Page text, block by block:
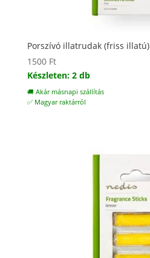
Porszívó illatrudak (friss illatú)
1500 Ft
Készleten: 2 db
🚚 Akár másnapi szállítás
✅ Magyar raktárról